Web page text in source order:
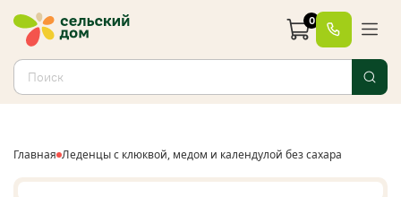
0
Главная Леденцы с клюквой, медом и календулой без сахара